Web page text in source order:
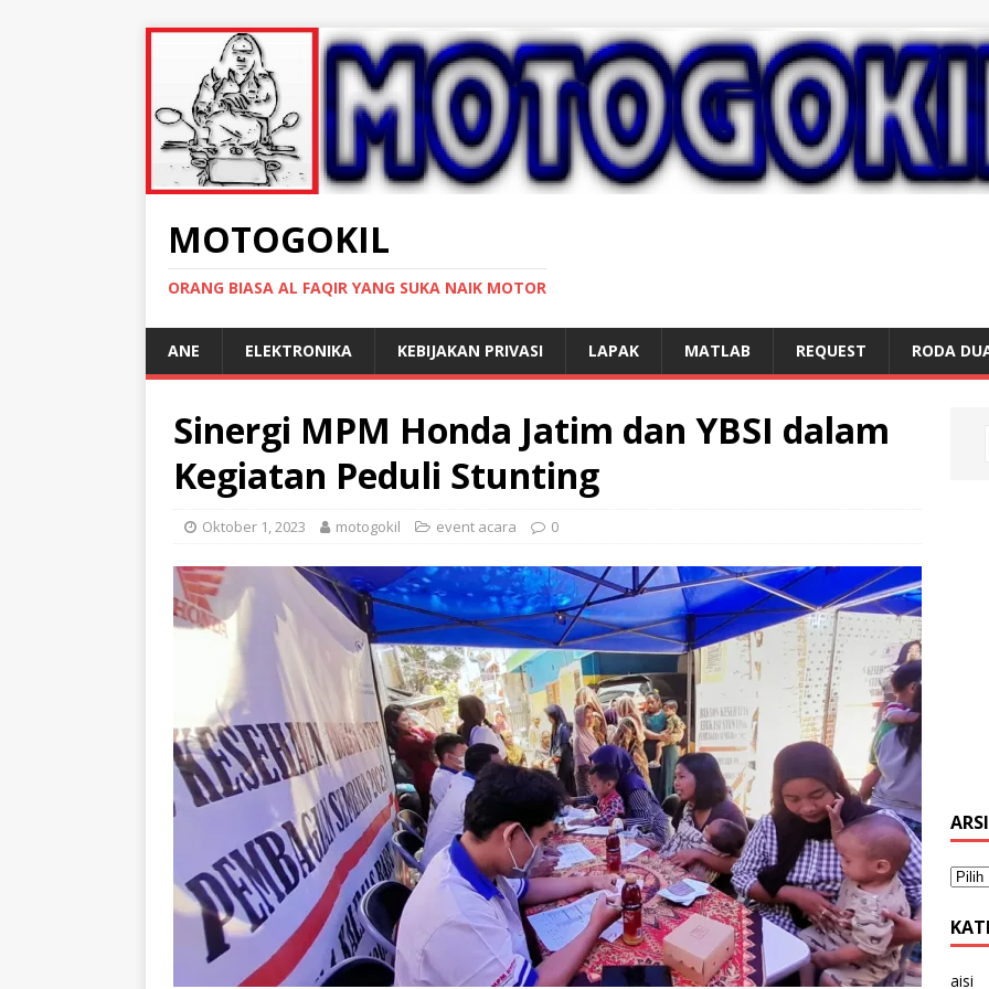
MOTOGOKIL
ORANG BIASA AL FAQIR YANG SUKA NAIK MOTOR
ANE ELEKTRONIKA KEBIJAKAN PRIVASI LAPAK MATLAB REQUEST RODA
Sinergi MPM Honda Jatim dan YBSI dalam
Kegiatan Peduli Stunting
Oktober 1, 2023 motogokil event acara 0
aisi